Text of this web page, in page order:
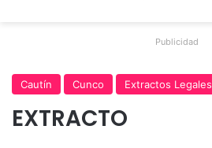
Publicidad
Cautín Cunco Extractos Legales
EXTRACTO